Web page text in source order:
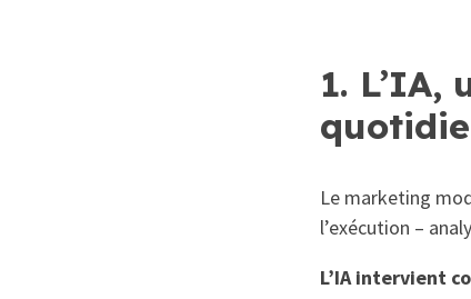
1.
Le marketing
l’exécution –
L’IA intervient